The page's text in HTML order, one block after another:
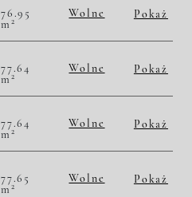
76.95
m 2
Wolne
Pokaż
77.64
m 2
Wolne
Pokaż
77.64
m 2
Wolne
Pokaż
77.65
m 2
Wolne
Pokaż